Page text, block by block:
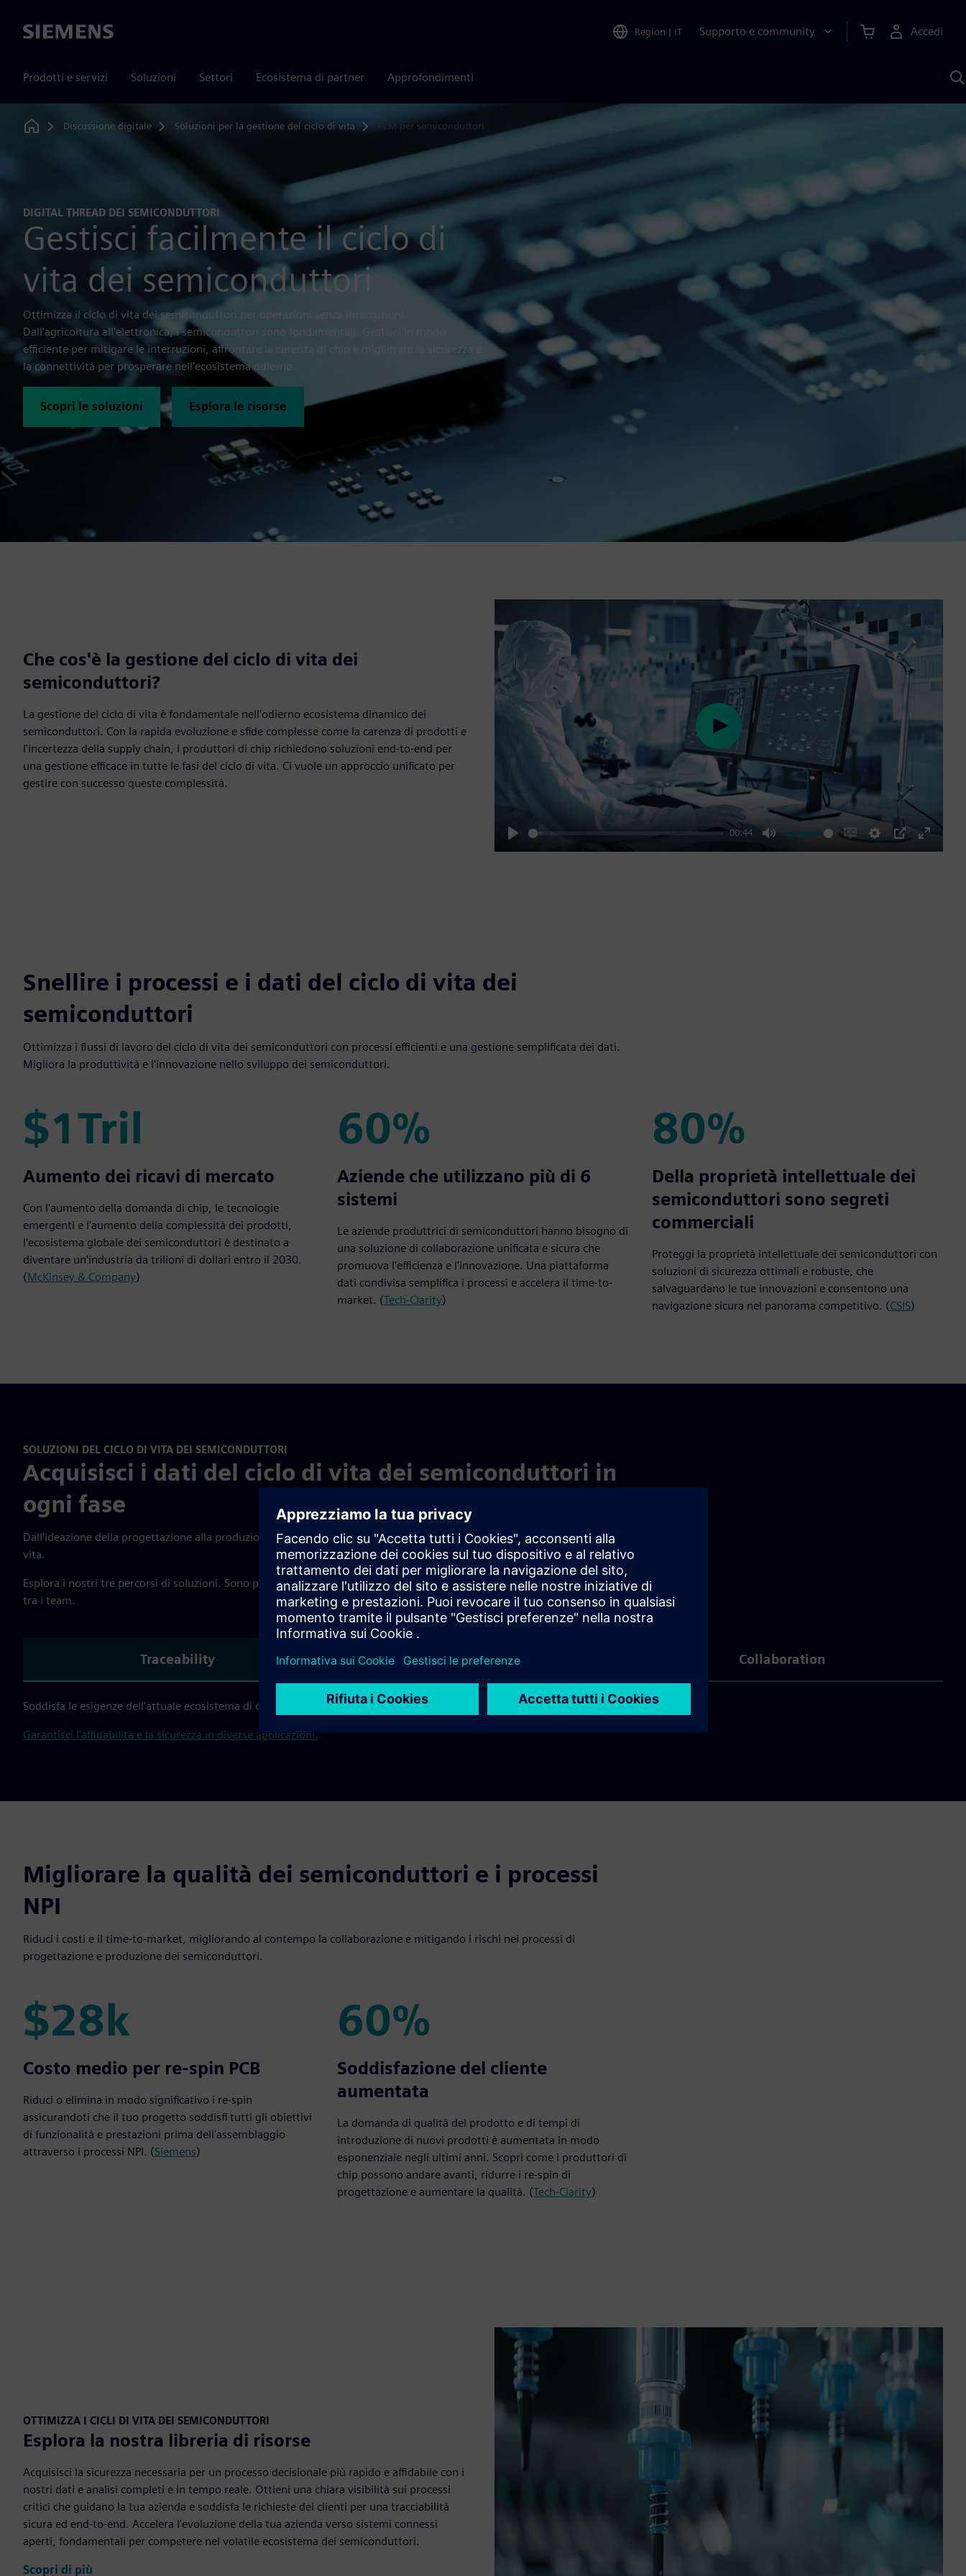
Siemens Region | IT Supporto e community Accedi
Prodotti e servizi Soluzioni Settori Ecosistema di partner Approfondimenti
Home
Discussione digitale Soluzioni per la gestione del ciclo di vita PLM per semiconduttori
DIGITAL THREAD DEI SEMICONDUTTORI
Gestisci facilmente il ciclo di
vita dei semiconduttori
Ottimizza il ciclo di vita dei semiconduttori per operazioni senza interruzioni.
Dall'agricoltura all'elettronica, i semiconduttori sono fondamentali. Gestisci in modo
efficiente per mitigare le interruzioni, affrontare la carenza di chip e migliorare la sicurezza e
la connettività per prosperare nell'ecosistema odierno.
Scopri le soluzioni Esplora le risorse
Che cos'è la gestione del ciclo di vita dei
semiconduttori?
La gestione del ciclo di vita è fondamentale nell'odierno ecosistema dinamico dei
semiconduttori. Con la rapida evoluzione e sfide complesse come la carenza di prodotti e
l'incertezza della supply chain, i produttori di chip richiedono soluzioni end-to-end per
una gestione efficace in tutte le fasi del ciclo di vita. Ci vuole un approccio unificato per
gestire con successo queste complessità.
Play
00:44
Mute
EnableSettings
PIP
Enter
Play
Snellire i processi e i dati del ciclo di vita dei
semiconduttori
Ottimizza i flussi di lavoro del ciclo di vita dei semiconduttori con processi efficienti e una gestione semplificata dei dati.
Migliora la produttività e l'innovazione nello sviluppo dei semiconduttori.
$1Tril
$1Tril
Aumento dei ricavi di mercato
Con l'aumento della domanda di chip, le tecnologie
emergenti e l'aumento della complessità dei prodotti,
l'ecosistema globale dei semiconduttori è destinato a
diventare un'industria da trilioni di dollari entro il 2030.
(McKinsey & Company)
60%
60%
Aziende che utilizzano più di 6
sistemi
Le aziende produttrici di semiconduttori hanno bisogno di
una soluzione di collaborazione unificata e sicura che
promuova l'efficienza e l'innovazione. Una piattaforma
dati condivisa semplifica i processi e accelera il time-to-
market. (Tech-Clarity)
80%
80%
Della proprietà intellettuale dei
semiconduttori sono segreti
commerciali
Proteggi la proprietà intellettuale dei semiconduttori con
soluzioni di sicurezza ottimali e robuste, che
salvaguardano le tue innovazioni e consentono una
navigazione sicura nel panorama competitivo. (CSIS)
SOLUZIONI DEL CICLO DI VITA DEI SEMICONDUTTORI
Acquisisci i dati del ciclo di vita dei semiconduttori in
ogni fase
Dall'ideazione della progettazione alla produzione, acquisisci e gestisci i dati dei semiconduttori durante l'intero ciclo di
vita.
Esplora i nostri tre percorsi di soluzioni. Sono personalizzati per aumentare la tracciabilità, la visibilità e la collaborazione
tra i team.
Traceability Visibility Collaboration
Soddisfa le esigenze dell'attuale ecosistema di chip con la tracciabilità end-to-end sicura e la digitalizzazione dal silicio al sistema.
Garantisci l'affidabilità e la sicurezza in diverse applicazioni.
Migliorare la qualità dei semiconduttori e i processi
NPI
Riduci i costi e il time-to-market, migliorando al contempo la collaborazione e mitigando i rischi nei processi di
progettazione e produzione dei semiconduttori.
$28k
$28k
Costo medio per re-spin PCB
Riduci o elimina in modo significativo i re-spin
assicurandoti che il tuo progetto soddisfi tutti gli obiettivi
di funzionalità e prestazioni prima dell'assemblaggio
attraverso i processi NPI. (Siemens)
60%
60%
Soddisfazione del cliente
aumentata
La domanda di qualità del prodotto e di tempi di
introduzione di nuovi prodotti è aumentata in modo
esponenziale negli ultimi anni. Scopri come i produttori di
chip possono andare avanti, ridurre i re-spin di
progettazione e aumentare la qualità. (Tech-Clarity)
OTTIMIZZA I CICLI DI VITA DEI SEMICONDUTTORI
Esplora la nostra libreria di risorse
Acquisisci la sicurezza necessaria per un processo decisionale più rapido e affidabile con i
nostri dati e analisi completi e in tempo reale. Ottieni una chiara visibilità sui processi
critici che guidano la tua azienda e soddisfa le richieste dei clienti per una tracciabilità
sicura ed end-to-end. Accelera l'evoluzione della tua azienda verso sistemi connessi
aperti, fondamentali per competere nel volatile ecosistema dei semiconduttori.
Scopri di più